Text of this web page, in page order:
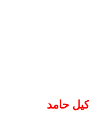
حامد